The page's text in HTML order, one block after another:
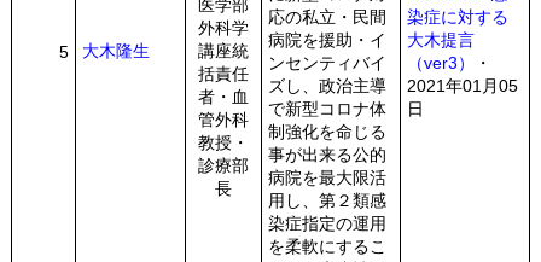
5 大木隆生
医学部
外科学
講座統
括責任
者・血
管外科
教授・
診療部
長
応の私立・民間
病院を援助・イ
ンセンティバイ
ズし、政治主導
で新型コロナ体
制強化を命じる
事が出来る公的
病院を最大限活
用し、第２類感
染症指定の運用
を柔軟にするこ
染症に対する
大木提言
（ver3）
・
2021年01月05
日